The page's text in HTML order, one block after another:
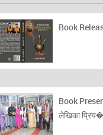
Book
Book
लेखिका